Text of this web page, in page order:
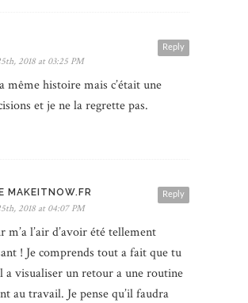
Reply
2018 at 03:25 PM
même histoire mais c’était une
et je ne la regrette pas.
Reply
MAKEITNOW.FR
2018 at 04:07 PM
m’a l’air d’avoir été tellement
! Je comprends tout a fait que tu
a visualiser un retour a une routine
au travail. Je pense qu’il faudra